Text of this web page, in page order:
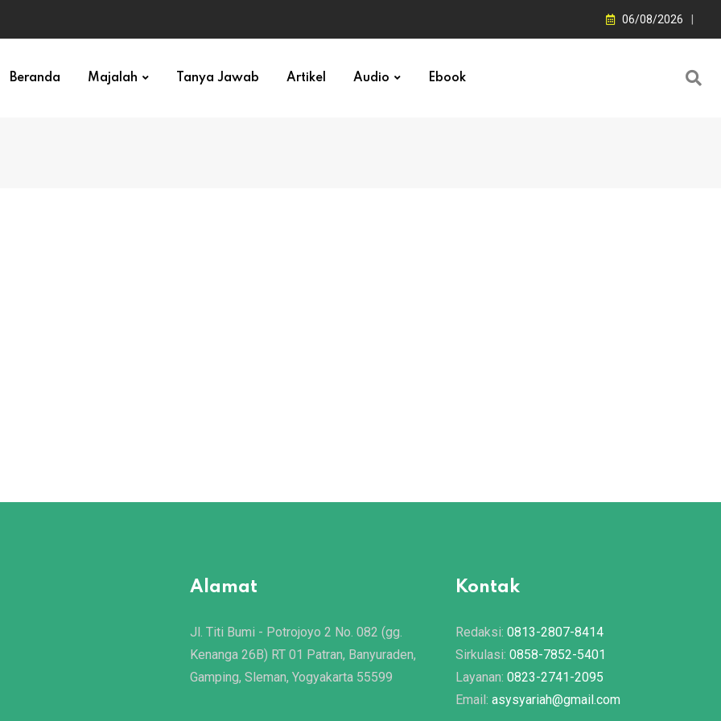
06/08/2026
Beranda Majalah Tanya Jawab Artikel Audio Ebook
Alamat
Jl. Titi Bumi - Potrojoyo 2 No. 082 (gg.
Kenanga 26B) RT 01 Patran, Banyuraden,
Gamping, Sleman, Yogyakarta 55599
Kontak
Redaksi: 0813-2807-8414
Sirkulasi: 0858-7852-5401
Layanan: 0823-2741-2095
Email: asysyariah@gmail.com